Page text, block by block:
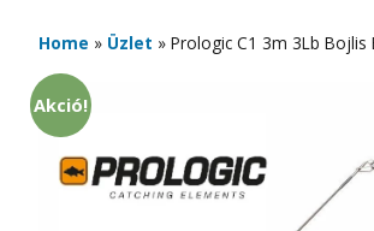
Home » Üzlet » Prologic C1 3m 3Lb Bojlis
Akció!